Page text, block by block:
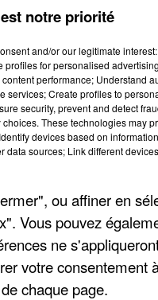
Si vous souhaitez
notre priorité
and/or our legitimate
for personalised
performance; Understand
services; Create profiles to
security, prevent and detect
These technologies may
devices based on
sources; Link different
ou affiner en
Vous pouvez
ne
votre consentement
chaque page.